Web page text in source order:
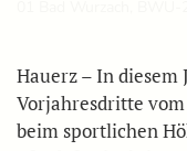
Hauerz – In diesem
Vorjahresdritte vom
beim sportlichen